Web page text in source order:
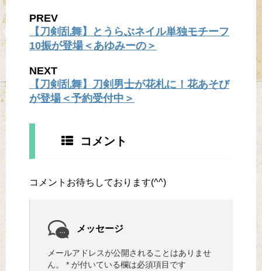
PREV
【刀剣乱舞】とうらぶネイル単独モチーフ
10振が登場＜あゆみーの＞
NEXT
【刀剣乱舞】刀剣男士が花札に！花あそび
が登場＜予約受付中＞
コメント
コメントお待ちしております(^^)
メッセージ
メールアドレスが公開されることはありませ
ん。
* が付いている欄は必須項目です